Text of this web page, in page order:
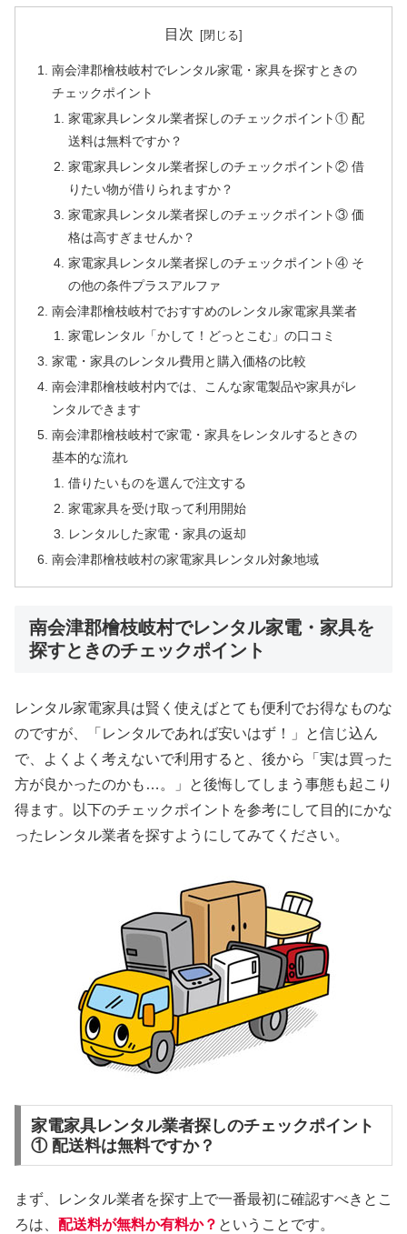
目次
南会津郡檜枝岐村でレンタル家電・家具を探すときの
チェックポイント
家電家具レンタル業者探しのチェックポイント① 配
送料は無料ですか？
家電家具レンタル業者探しのチェックポイント② 借
りたい物が借りられますか？
家電家具レンタル業者探しのチェックポイント③ 価
格は高すぎませんか？
家電家具レンタル業者探しのチェックポイント④ そ
の他の条件プラスアルファ
南会津郡檜枝岐村でおすすめのレンタル家電家具業者
家電レンタル「かして！どっとこむ」の口コミ
家電・家具のレンタル費用と購入価格の比較
南会津郡檜枝岐村内では、こんな家電製品や家具がレ
ンタルできます
南会津郡檜枝岐村で家電・家具をレンタルするときの
基本的な流れ
借りたいものを選んで注文する
家電家具を受け取って利用開始
レンタルした家電・家具の返却
南会津郡檜枝岐村の家電家具レンタル対象地域
南会津郡檜枝岐村でレンタル家電・家具を
探すときのチェックポイント
レンタル家電家具は賢く使えばとても便利でお得なものな
のですが、「レンタルであれば安いはず！」と信じ込ん
で、よくよく考えないで利用すると、後から「実は買った
方が良かったのかも…。」と後悔してしまう事態も起こり
得ます。以下のチェックポイントを参考にして目的にかな
ったレンタル業者を探すようにしてみてください。
家電家具レンタル業者探しのチェックポイント
① 配送料は無料ですか？
まず、レンタル業者を探す上で一番最初に確認すべきとこ
ろは、 配送料が無料か有料か？ ということです。